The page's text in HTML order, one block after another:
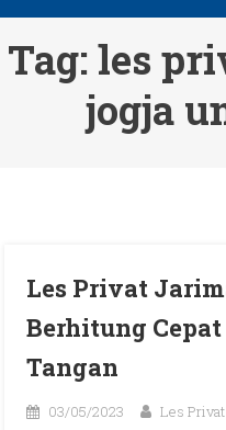
Tag: les
jogja
Les Privat
Berhitung
Tangan
03/05/2023 Les Privat